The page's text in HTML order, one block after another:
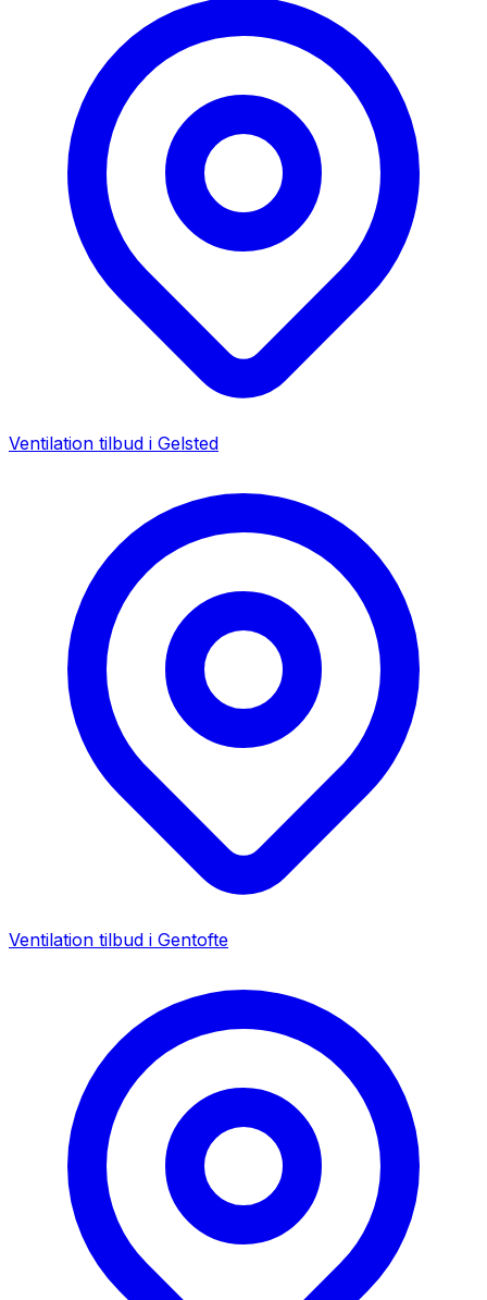
Ventilation tilbud i Gelsted
Ventilation tilbud i Gentofte